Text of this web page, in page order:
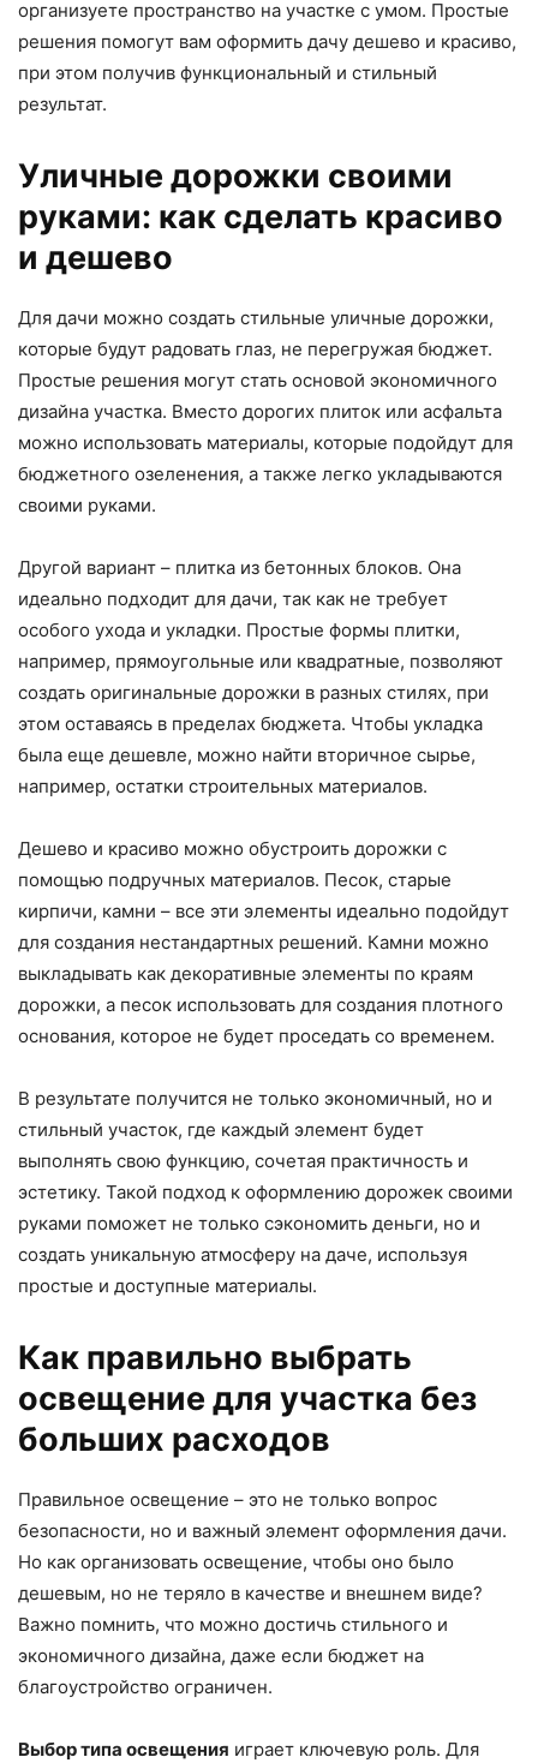
организуете пространство на участке с умом. Простые
решения помогут вам оформить дачу дешево и красиво,
при этом получив функциональный и стильный
результат.
Уличные дорожки своими
руками: как сделать красиво
и дешево
Для дачи можно создать стильные уличные дорожки,
которые будут радовать глаз, не перегружая бюджет.
Простые решения могут стать основой экономичного
дизайна участка. Вместо дорогих плиток или асфальта
можно использовать материалы, которые подойдут для
бюджетного озеленения, а также легко укладываются
своими руками.
Другой вариант – плитка из бетонных блоков. Она
идеально подходит для дачи, так как не требует
особого ухода и укладки. Простые формы плитки,
например, прямоугольные или квадратные, позволяют
создать оригинальные дорожки в разных стилях, при
этом оставаясь в пределах бюджета. Чтобы укладка
была еще дешевле, можно найти вторичное сырье,
например, остатки строительных материалов.
Дешево и красиво можно обустроить дорожки с
помощью подручных материалов. Песок, старые
кирпичи, камни – все эти элементы идеально подойдут
для создания нестандартных решений. Камни можно
выкладывать как декоративные элементы по краям
дорожки, а песок использовать для создания плотного
основания, которое не будет проседать со временем.
В результате получится не только экономичный, но и
стильный участок, где каждый элемент будет
выполнять свою функцию, сочетая практичность и
эстетику. Такой подход к оформлению дорожек своими
руками поможет не только сэкономить деньги, но и
создать уникальную атмосферу на даче, используя
простые и доступные материалы.
Как правильно выбрать
освещение для участка без
больших расходов
Правильное освещение – это не только вопрос
безопасности, но и важный элемент оформления дачи.
Но как организовать освещение, чтобы оно было
дешевым, но не теряло в качестве и внешнем виде?
Важно помнить, что можно достичь стильного и
экономичного дизайна, даже если бюджет на
благоустройство ограничен.
Выбор типа освещения играет ключевую роль. Для